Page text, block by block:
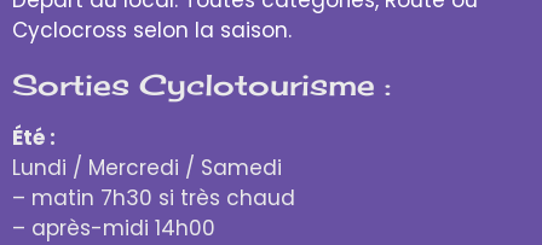
Cyclocross selon la saison.
Sorties Cyclotourisme :
Été :
Lundi / Mercredi / Samedi
– matin 7h30 si très chaud
– après-midi 14h00